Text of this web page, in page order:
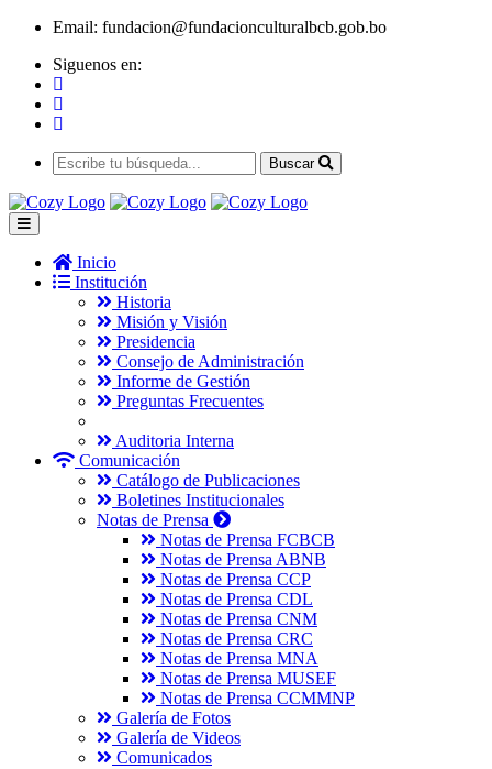
Email: fundacion@fundacionculturalbcb.gob.bo
Siguenos en:
Buscar
Inicio
Institución
Historia
Misión y Visión
Presidencia
Consejo de Administración
Informe de Gestión
Preguntas Frecuentes
Auditoria Interna
Comunicación
Catálogo de Publicaciones
Boletines Institucionales
Notas de Prensa
Notas de Prensa FCBCB
Notas de Prensa ABNB
Notas de Prensa CCP
Notas de Prensa CDL
Notas de Prensa CNM
Notas de Prensa CRC
Notas de Prensa MNA
Notas de Prensa MUSEF
Notas de Prensa CCMMNP
Galería de Fotos
Galería de Videos
Comunicados